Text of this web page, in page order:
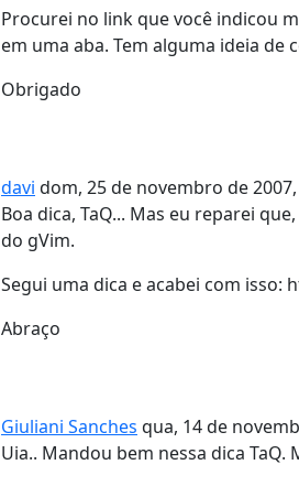
Procurei no link que você indicou
em uma aba. Tem alguma ideia de
Obrigado
davi dom, 25 de novembro de 2007,
Boa dica, TaQ... Mas eu reparei
do gVim.
Segui uma dica e acabei com
Abraço
Giuliani Sanches qua, 14 de
Uia.. Mandou bem nessa dica